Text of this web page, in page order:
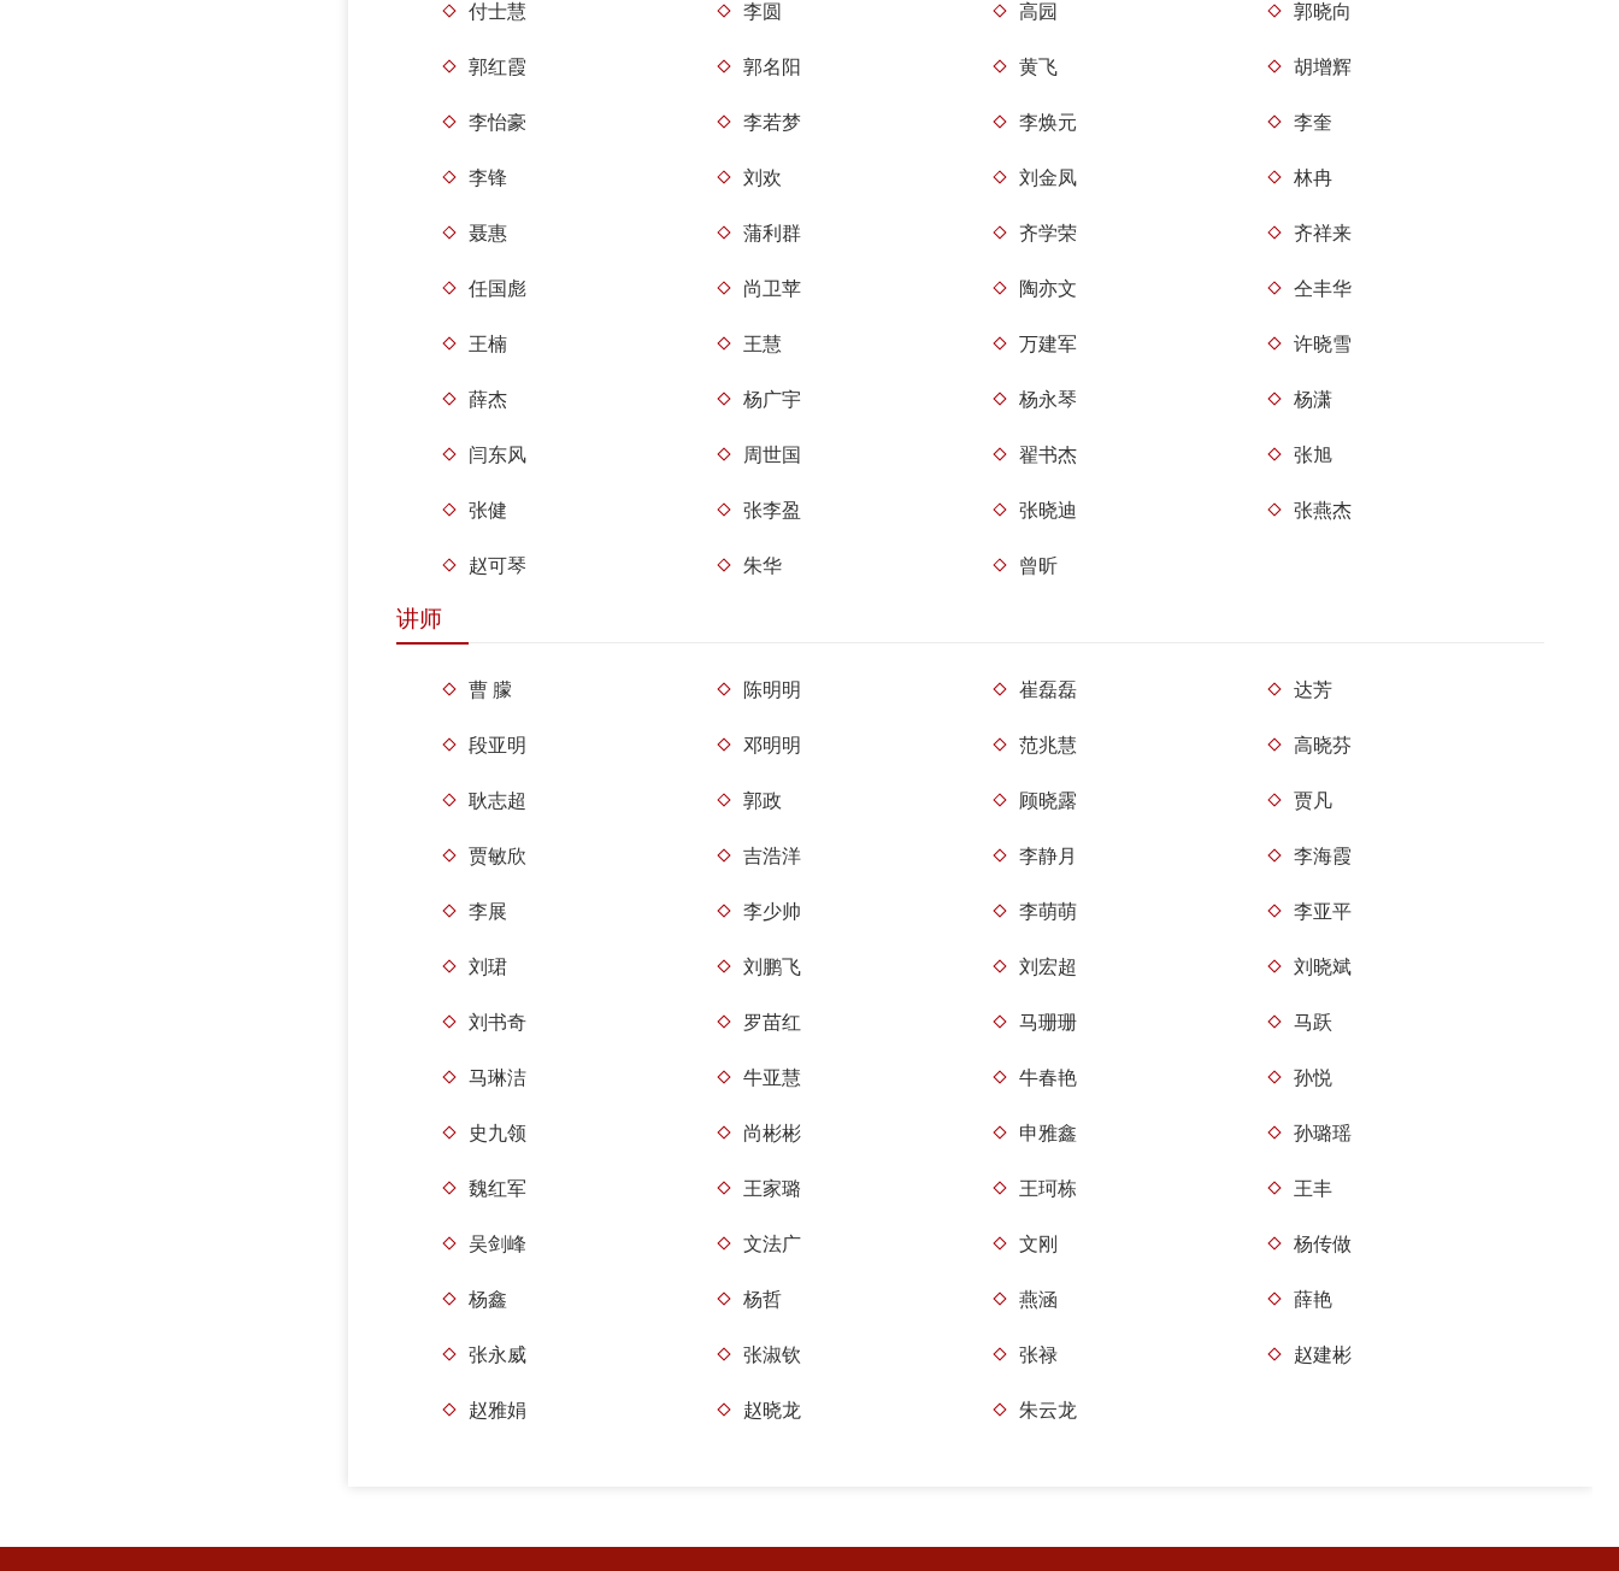
付士慧 李圆 高园 郭晓向
郭红霞 郭名阳 黄飞 胡增辉
李怡豪 李若梦 李焕元 李奎
李锋 刘欢 刘金凤 林冉
聂惠 蒲利群 齐学荣 齐祥来
任国彪 尚卫苹 陶亦文 仝丰华
王楠 王慧 万建军 许晓雪
薛杰 杨广宇 杨永琴 杨潇
闫东风 周世国 翟书杰 张旭
张健 张李盈 张晓迪 张燕杰
赵可琴 朱华 曾昕
讲师
曹 朦 陈明明 崔磊磊 达芳
段亚明 邓明明 范兆慧 高晓芬
耿志超 郭政 顾晓露 贾凡
贾敏欣 吉浩洋 李静月 李海霞
李展 李少帅 李萌萌 李亚平
刘珺 刘鹏飞 刘宏超 刘晓斌
刘书奇 罗苗红 马珊珊 马跃
马琳洁 牛亚慧 牛春艳 孙悦
史九领 尚彬彬 申雅鑫 孙璐瑶
魏红军 王家璐 王珂栋 王丰
吴剑峰 文法广 文刚 杨传做
杨鑫 杨哲 燕涵 薛艳
张永威 张淑钦 张禄 赵建彬
赵雅娟 赵晓龙 朱云龙